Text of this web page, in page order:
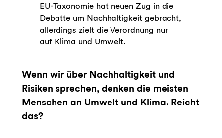
EU-Taxonomie hat neuen Zug in die
Debatte um Nachhaltigkeit gebracht,
allerdings zielt die Verordnung nur
auf Klima und Umwelt.
Wenn wir über Nachhaltigkeit und
Risiken sprechen, denken die meisten
Menschen an Umwelt und Klima. Reicht
das?